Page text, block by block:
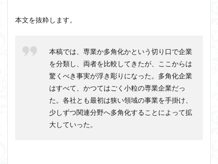
本文を抜粋します。
本稿では、専業か多角化かという切り口で企業
を分類し、両者を比較してきたが、ここからは
驚くべき事実が浮き彫りになった。多角化企業
はすべて、かつてはごく小粒の専業企業だっ
た。各社とも最初は狭い領域の事業を手掛け、
少しずつ関連分野へ多角化することによって拡
大していった。